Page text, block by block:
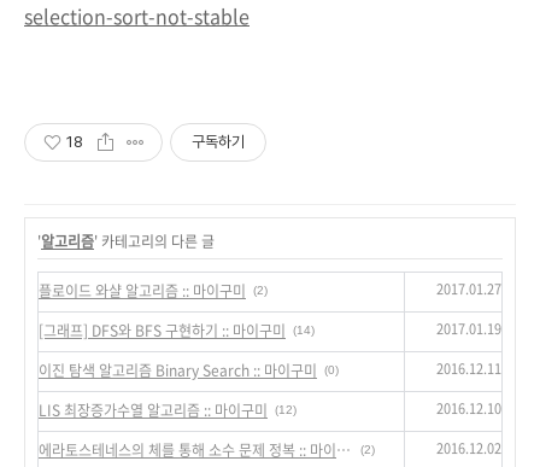
selection-sort-not-stable
18 구독하기
'알고리즘' 카테고리의 다른 글
플로이드 와샬 알고리즘 :: 마이구미 (2) 2017.01.27
[그래프] DFS와 BFS 구현하기 :: 마이구미 (14) 2017.01.19
이진 탐색 알고리즘 Binary Search :: 마이구미 (0) 2016.12.11
LIS 최장증가수열 알고리즘 :: 마이구미 (12) 2016.12.10
에라토스테네스의 체를 통해 소수 문제 정복 :: 마이구미 (2) 2016.12.02